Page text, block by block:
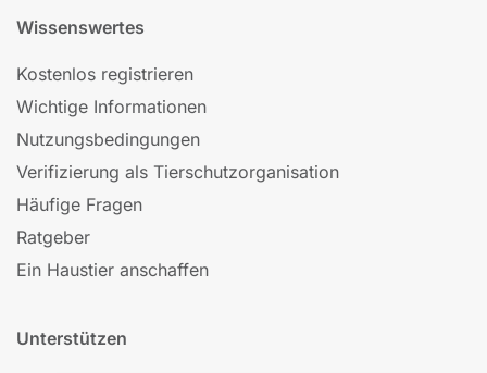
Wissenswertes
Kostenlos registrieren
Wichtige Informationen
Nutzungsbedingungen
Verifizierung als Tierschutzorganisation
Häufige Fragen
Ratgeber
Ein Haustier anschaffen
Unterstützen